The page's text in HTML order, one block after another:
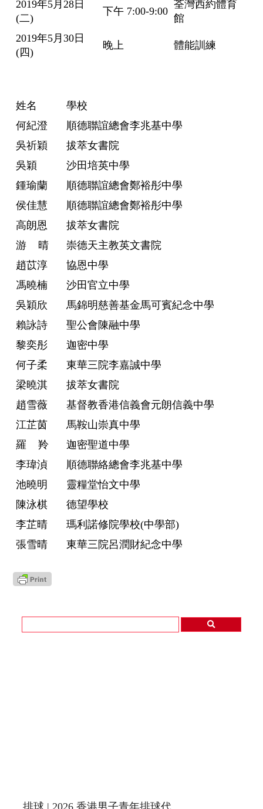
2019年5月28日
(二)
下午 7:00-9:00
荃灣西約體育
館
2019年5月30日
(四)
晚上 體能訓練
姓名
學校
何紀澄
順德聯誼總會李兆基中學
吳祈穎
拔萃女書院
吳穎
沙田培英中學
鍾瑜蘭
順德聯誼總會鄭裕彤中學
侯佳慧
順德聯誼總會鄭裕彤中學
高朗恩
拔萃女書院
游 晴
崇德天主教英文書院
趙苡淳
協恩中學
馮曉楠
沙田官立中學
吳穎欣
馬錦明慈善基金馬可賓紀念中學
賴詠詩
聖公會陳融中學
黎奕彤
迦密中學
何子柔
東華三院李嘉誠中學
梁曉淇
拔萃女書院
趙雪薇
基督教香港信義會元朗信義中學
江芷茵
馬鞍山崇真中學
羅 羚
迦密聖道中學
李瑋湞
順德聯絡總會李兆基中學
池曉明
靈糧堂怡文中學
陳泳棋
德望學校
李芷晴
瑪利諾修院學校(中學部)
張雪晴
東華三院呂潤財紀念中學